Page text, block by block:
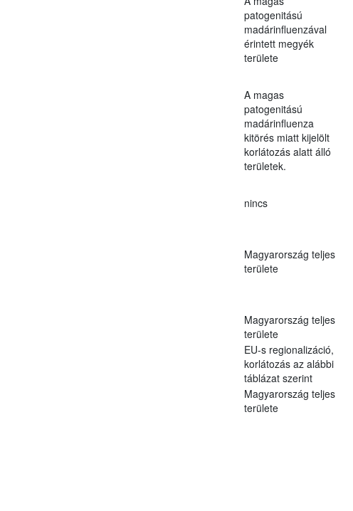
patogenitású
madárinfluenzával
érintett megyék
területe
A magas
patogenitású
madárinfluenza
kitörés miatt kijelölt
korlátozás alatt álló
területek.
nincs
Magyarország teljes
területe
Magyarország teljes
területe
EU-s regionalizáció,
korlátozás az alábbi
táblázat szerint
Magyarország teljes
területe